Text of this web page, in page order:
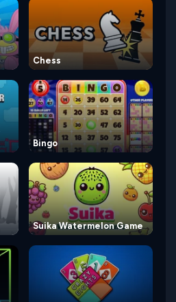
Chess
Bingo
Suika Watermelon Game